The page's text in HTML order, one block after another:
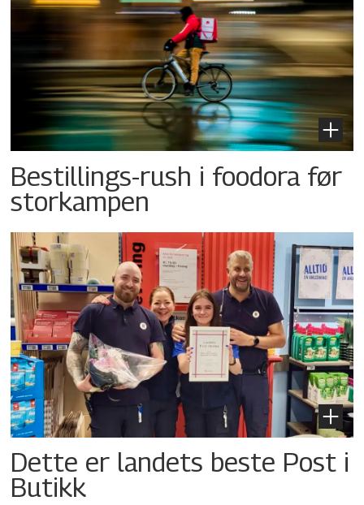
Bestillings-rush i foodora før
storkampen
Dette er landets beste Post i
Butikk